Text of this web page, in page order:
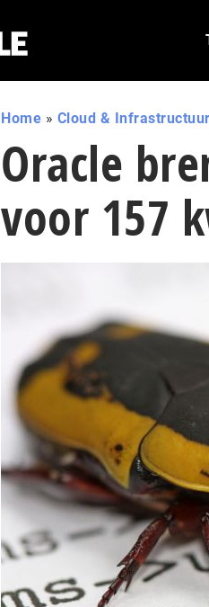
Home » Cloud & Infrastructuur
Oracle
voor 157